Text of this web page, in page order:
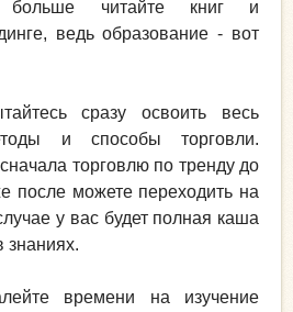
больше читайте книг и
ведь образование - вот
сразу освоить весь
и способы торговли.
торговлю по тренду до
после можете переходить на
у вас будет полная каша
знаниях.
времени на изучение